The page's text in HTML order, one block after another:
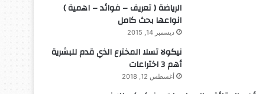
الرياضة ( تعريف – فوائد – اهمية )
انواعها بحث كامل
ديسمبر 14, 2015
نيكولا تسلا المخترع الذي قدم للبشرية
أهم 3 اختراعات
أغسطس 12, 2018